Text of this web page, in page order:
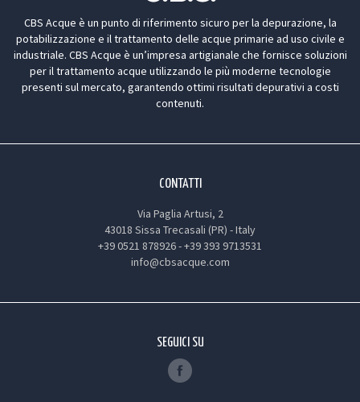
CBS Acque è un punto di riferimento sicuro per la depurazione, la
potabilizzazione e il trattamento delle acque primarie ad uso civile e
industriale. CBS Acque è un’impresa artigianale che fornisce soluzioni
per il trattamento acque utilizzando le più moderne tecnologie
presenti sul mercato, garantendo ottimi risultati depurativi a costi
contenuti.
CONTATTI
Via Paglia Artusi, 2
43018 Sissa Trecasali (PR) - Italy
+39 0521 878926-+39 393 9713531
info@cbsacque.com
SEGUICI SU